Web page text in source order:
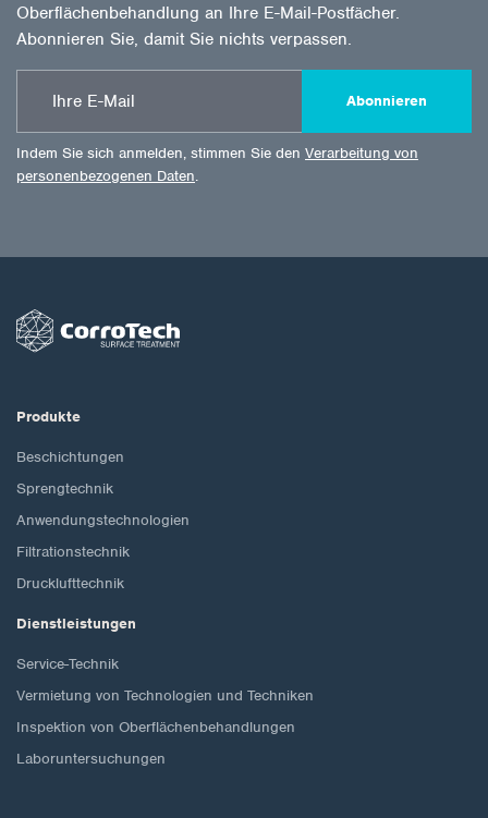
Oberflächenbehandlung an Ihre E-Mail-Postfächer.
Abonnieren Sie, damit Sie nichts verpassen.
Abonnieren
Indem Sie sich anmelden, stimmen Sie den Verarbeitung von
personenbezogenen Daten.
Produkte
Beschichtungen
Sprengtechnik
Anwendungstechnologien
Filtrationstechnik
Drucklufttechnik
Dienstleistungen
Service-Technik
Vermietung von Technologien und Techniken
Inspektion von Oberflächenbehandlungen
Laboruntersuchungen